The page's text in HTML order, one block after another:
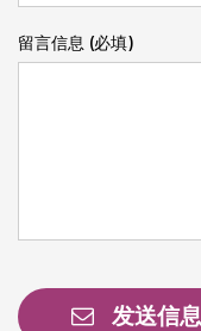
留言信息 (必填)
发送信息